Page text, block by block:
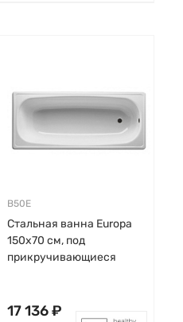
B50E
Стальная ванна Europa
150х70 см, под
прикручивающиеся
BLB
17 136 ₽